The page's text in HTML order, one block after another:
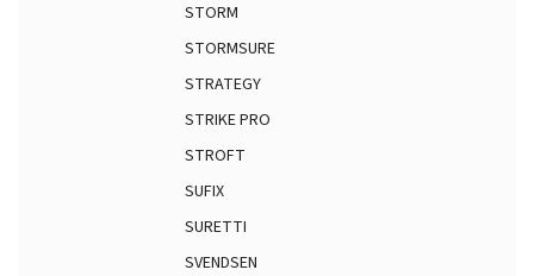
STORM
STORMSURE
STRATEGY
STRIKE PRO
STROFT
SUFIX
SURETTI
SVENDSEN